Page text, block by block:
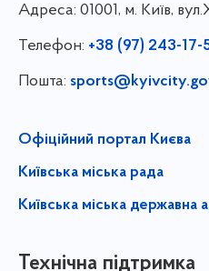
Адреса: 01001, м. Київ,
Телефон: +38 (97) 243-17-
Пошта:
Офіційний портал Києва
Київська міська рада
Київська міська державна
Технічна підтримка